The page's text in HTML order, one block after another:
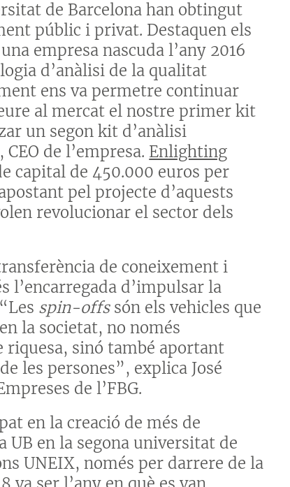
de Barcelona han obtingut
públic i privat. Destaquen els
empresa nascuda l’any 2016
d’anàlisi de la qualitat
ens va permetre continuar
al mercat el nostre primer kit
un segon kit d’anàlisi
de l’empresa. Enlighting
capital de 450.000 euros per
pel projecte d’aquests
revolucionar el sector dels
de coneixement i
l’encarregada d’impulsar la
spin-offssón els vehicles que
la societat, no només
riquesa, sinó també aportant
les persones”, explica José
de l’FBG.
en la creació de més de
UB en la segona universitat de
UNEIX, només per darrere de la